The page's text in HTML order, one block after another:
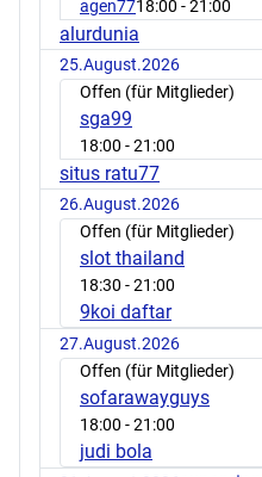
agen7718:00 - 21:00
alurdunia
25.August.2026
Offen (für Mitglieder)
sga99
18:00 - 21:00
situs ratu77
26.August.2026
Offen (für Mitglieder)
slot thailand
18:30 - 21:00
9koi daftar
27.August.2026
Offen (für Mitglieder)
sofarawayguys
18:00 - 21:00
judi bola